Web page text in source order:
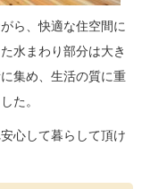
ら、快適な住空間に
水まわり部分は大き
集め、生活の質に重
た。
心して暮らして頂け